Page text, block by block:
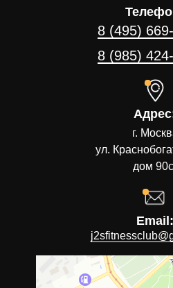
8 (495)
г.
ул.
дом
Email:
8 (985)